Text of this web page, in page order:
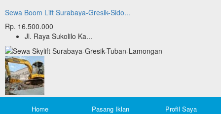
Sewa Boom Lift Surabaya-Gresik-Sido...
Rp. 16.500.000
Jl. Raya Sukolilo Ka...
View Details
Posted on: August 10, 2026
Home Pasang Iklan Profil Saya